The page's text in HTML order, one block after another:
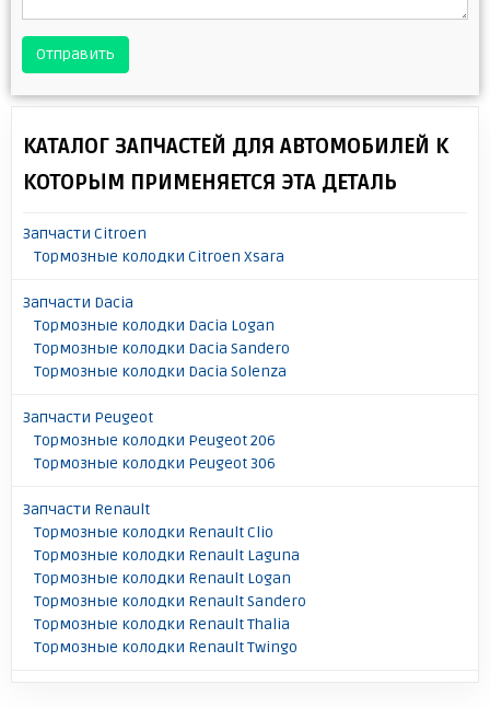
Отправить
КАТАЛОГ ЗАПЧАСТЕЙ ДЛЯ АВТОМОБИЛЕЙ К
КОТОРЫМ ПРИМЕНЯЕТСЯ ЭТА ДЕТАЛЬ
Запчасти Citroen
Тормозные колодки Citroen Xsara
Запчасти Dacia
Тормозные колодки Dacia Logan
Тормозные колодки Dacia Sandero
Тормозные колодки Dacia Solenza
Запчасти Peugeot
Тормозные колодки Peugeot 206
Тормозные колодки Peugeot 306
Запчасти Renault
Тормозные колодки Renault Clio
Тормозные колодки Renault Laguna
Тормозные колодки Renault Logan
Тормозные колодки Renault Sandero
Тормозные колодки Renault Thalia
Тормозные колодки Renault Twingo